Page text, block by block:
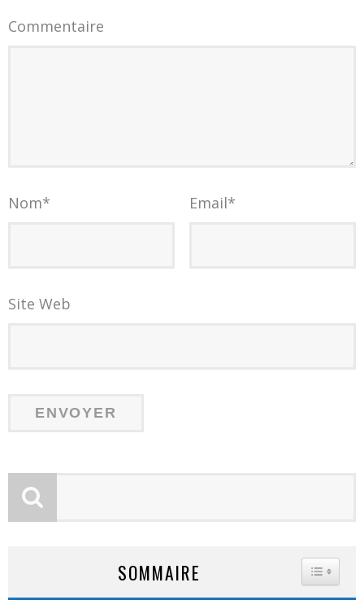
Commentaire
Nom* Email*
Site Web
SOMMAIRE